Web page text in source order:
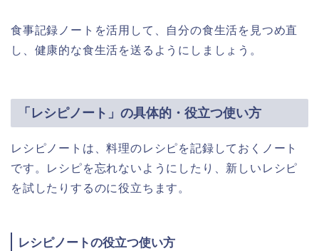
食事記録ノートを活用して、自分の食生活を見つめ直
し、健康的な食生活を送るようにしましょう。
「レシピノート」の具体的・役立つ使い方
レシピノートは、料理のレシピを記録しておくノート
です。レシピを忘れないようにしたり、新しいレシピ
を試したりするのに役立ちます。
レシピノートの役立つ使い方